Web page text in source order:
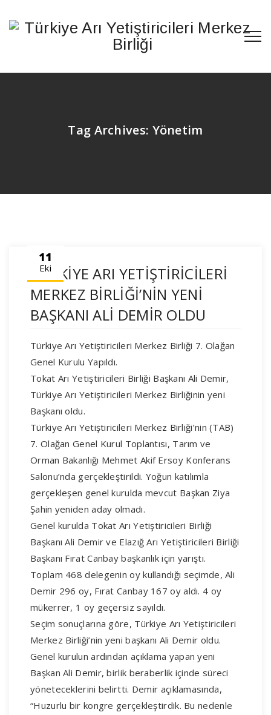
Tag Archives: Yönetim
11
Eki
TÜRKİYE ARI YETİŞTİRİCİLERİ
MERKEZ BİRLİĞİ’NİN YENİ
BAŞKANI ALİ DEMİR OLDU
Türkiye Arı Yetiştiricileri Merkez Birliği 7. Olağan
Genel Kurulu Yapıldı.
Tokat Arı Yetiştiricileri Birliği Başkanı Ali Demir,
Türkiye Arı Yetiştiricileri Merkez Birliğinin yeni
Başkanı oldu.
Türkiye Arı Yetiştiricileri Merkez Birliği’nin (TAB)
7. Olağan Genel Kurul Toplantısı, Tarım ve
Orman Bakanlığı Mehmet Akif Ersoy Konferans
Salonu’nda gerçekleştirildi. Yoğun katılımla
gerçekleşen genel kurulda mevcut Başkan Ziya
Şahin yeniden aday olmadı.
Genel kurulda Tokat Arı Yetiştiricileri Birliği
Başkanı Ali Demir ve Elazığ Arı Yetiştiricileri Birliği
Başkanı Fırat Canbay başkanlık için yarıştı.
Toplam 468 delegenin oy kullandığı seçimde, Ali
Demir 296 oy, Fırat Canbay 167 oy aldı. 4 oy
mükerrer, 1 oy geçersiz sayıldı.
Seçim sonuçlarına göre, Türkiye Arı Yetiştiricileri
Merkez Birliği’nin yeni başkanı Ali Demir oldu.
Genel kurulun ardından açıklama yapan yeni
Başkan Ali Demir, birlik beraberlik içinde süreci
yöneteceklerini belirtti. Demir açıklamasında,
“Huzurlu bir kongre gerçekleştirdik. Bu nedenle